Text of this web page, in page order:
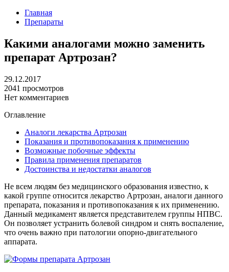
Главная
Препараты
Какими аналогами можно заменить
препарат Артрозан?
29.12.2017
2041 просмотров
Нет комментариев
Оглавление
Аналоги лекарства Артрозан
Показания и противопоказания к применению
Возможные побочные эффекты
Правила применения препаратов
Достоинства и недостатки аналогов
Не всем людям без медицинского образования известно, к
какой группе относится лекарство Артрозан, аналоги данного
препарата, показания и противопоказания к их применению.
Данный медикамент является представителем группы НПВС.
Он позволяет устранить болевой синдром и снять воспаление,
что очень важно при патологии опорно-двигательного
аппарата.